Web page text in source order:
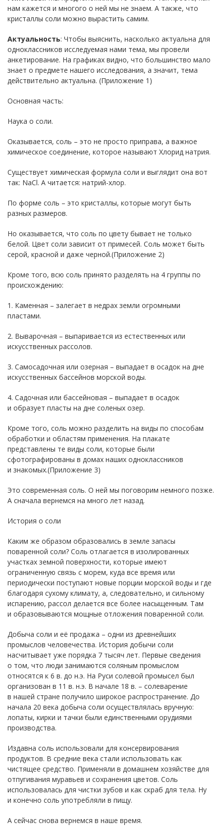
нам кажется и многого о ней мы не знаем. А также, что
кристаллы соли можно вырастить самим.
Актуальность: Чтобы выяснить, насколько актуальна для
одноклассников исследуемая нами тема, мы провели
анкетирование. На графиках видно, что большинство мало
знает о предмете нашего исследования, а значит, тема
действительно актуальна. (Приложение 1)
Основная часть:
Наука о соли.
Оказывается, соль – это не просто приправа, а важное
химическое соединение, которое называют Хлорид натрия.
Существует химическая формула соли и выглядит она вот
так: NaCl. А читается: натрий-хлор.
По форме соль – это кристаллы, которые могут быть
разных размеров.
Но оказывается, что соль по цвету бывает не только
белой. Цвет соли зависит от примесей. Соль может быть
серой, красной и даже черной.(Приложение 2)
Кроме того, всю соль принято разделять на 4 группы по
происхождению:
1. Каменная – залегает в недрах земли огромными
пластами.
2. Выварочная – выпаривается из естественных или
искусственных рассолов.
3. Самосадочная или озерная – выпадает в осадок на дне
искусственных бассейнов морской воды.
4. Садочная или бассейновая – выпадает в осадок
и образует пласты на дне соленых озер.
Кроме того, соль можно разделить на виды по способам
обработки и областям применения. На плакате
представлены те виды соли, которые были
сфотографированы в домах наших одноклассников
и знакомых.(Приложение 3)
Это современная соль. О ней мы поговорим немного позже.
А сначала вернемся на много лет назад.
История о соли
Каким же образом образовались в земле запасы
поваренной соли? Соль отлагается в изолированных
участках земной поверхности, которые имеют
ограниченную связь с морем, куда все время или
периодически поступают новые порции морской воды и где
благодаря сухому климату, а, следовательно, и сильному
испарению, рассол делается все более насыщенным. Там
и образовываются мощные отложения поваренной соли.
Добыча соли и её продажа – одни из древнейших
промыслов человечества. История добычи соли
насчитывает уже порядка 7 тысяч лет. Первые сведения
о том, что люди занимаются соляным промыслом
относятся к 6 в. до н.э. На Руси солевой промысел был
организован в 11 в. н.э. В начале 18 в. – солеварение
в нашей стране получило широкое распространение. До
начала 20 века добыча соли осуществлялась вручную:
лопаты, кирки и тачки были единственными орудиями
производства.
Издавна соль использовали для консервирования
продуктов. В средние века стали использовать как
чистящее средство. Применяли в домашнем хозяйстве для
отпугивания муравьев и сохранения цветов. Соль
использовалась для чистки зубов и как скраб для тела. Ну
и конечно соль употребляли в пищу.
А сейчас снова вернемся в наше время.